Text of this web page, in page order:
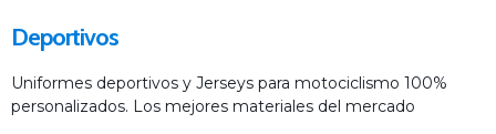
Deportivos
Uniformes deportivos y Jerseys para motociclismo 100%
personalizados. Los mejores materiales del mercado